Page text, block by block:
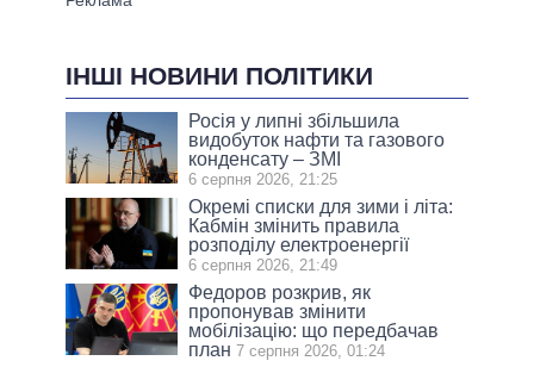
ІНШІ НОВИНИ ПОЛІТИКИ
Росія у липні збільшила
видобуток нафти та газового
конденсату – ЗМІ
6 серпня 2026, 21:25
Окремі списки для зими і літа:
Кабмін змінить правила
розподілу електроенергії
6 серпня 2026, 21:49
Федоров розкрив, як
пропонував змінити
мобілізацію: що передбачав
план 7 серпня 2026, 01:24